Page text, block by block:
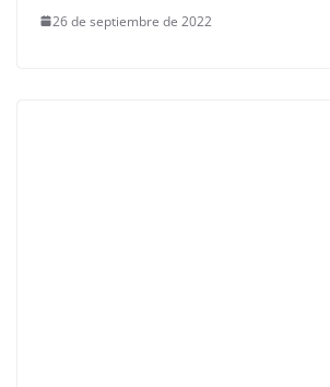
26 de septiembre de 2022